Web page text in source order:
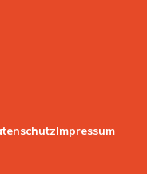
Impressum